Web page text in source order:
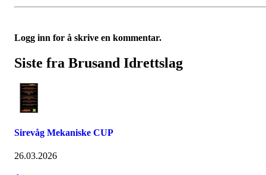
Logg inn for å skrive en kommentar.
Siste fra Brusand Idrettslag
Sirevåg Mekaniske CUP
26.03.2026